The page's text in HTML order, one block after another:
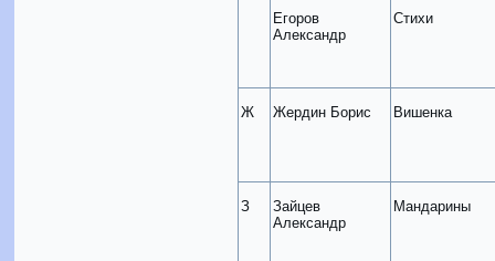
Егоров
Александр
Стихи
Ж Жердин Борис Вишенка
З
Зайцев
Александр
Мандарины